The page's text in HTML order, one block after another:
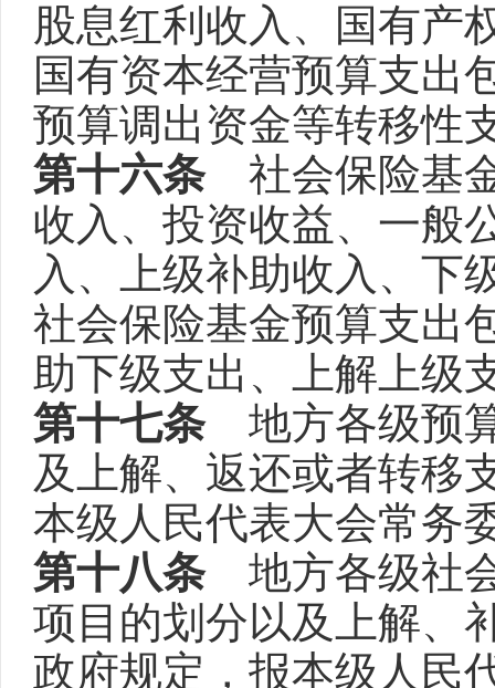
股息红利收入、国有产
国有资本经营预算支出
预算调出资金等转移性
第十六条社会保险基金
收入、投资收益、一般
入、上级补助收入、下
社会保险基金预算支出
助下级支出、上解上级
第十七条地方各级预算
及上解、返还或者转移
本级人民代表大会常务
第十八条地方各级社会
项目的划分以及上解、
政府规定，报本级人民